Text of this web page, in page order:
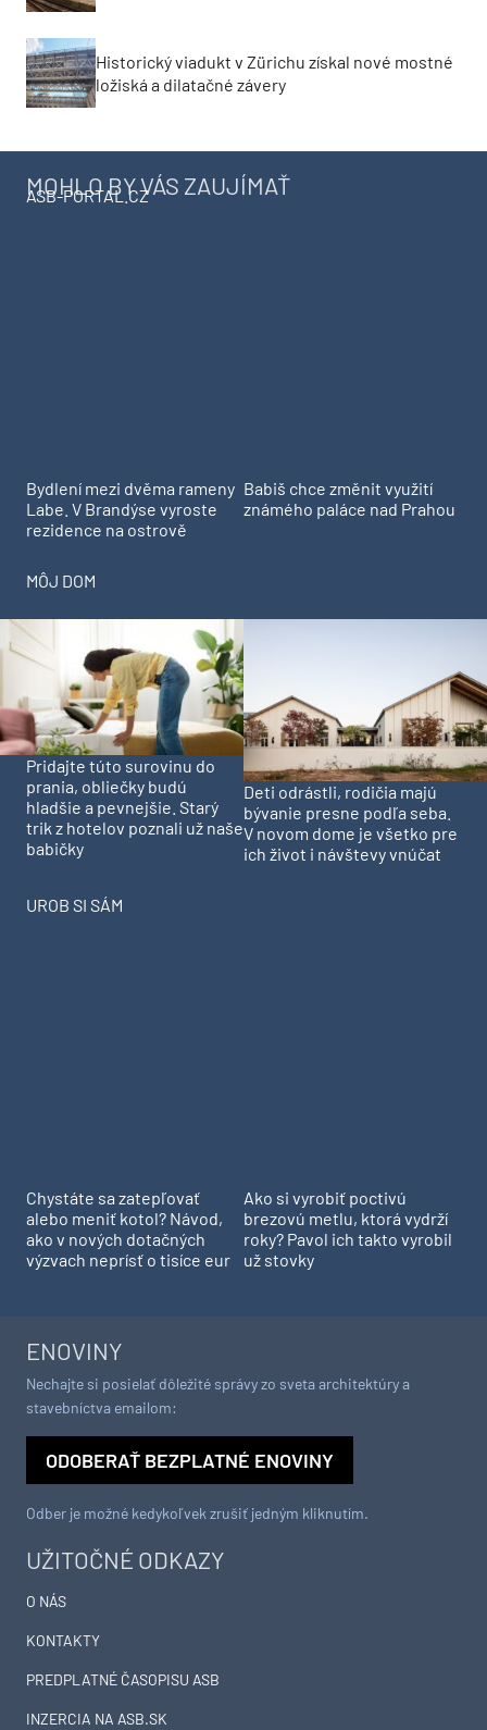
Historický viadukt v Zürichu získal nové mostné
ložiská a dilatačné závery
MOHLO BY VÁS ZAUJÍMAŤ
ASB-PORTAL.CZ
Bydlení mezi dvěma rameny
Labe. V Brandýse vyroste
rezidence na ostrově
Babiš chce změnit využití
známého paláce nad Prahou
MÔJ DOM
Pridajte túto surovinu do
prania, obliečky budú
hladšie a pevnejšie. Starý
trik z hotelov poznali už naše
babičky
Deti odrástli, rodičia majú
bývanie presne podľa seba.
V novom dome je všetko pre
ich život i návštevy vnúčat
UROB SI SÁM
Chystáte sa zatepľovať
alebo meniť kotol? Návod,
ako v nových dotačných
výzvach neprísť o tisíce eur
Ako si vyrobiť poctivú
brezovú metlu, ktorá vydrží
roky? Pavol ich takto vyrobil
už stovky
UŽITOČNÉ ODKAZY
O NÁS
KONTAKTY
PREDPLATNÉ ČASOPISU ASB
INZERCIA NA ASB.SK
ENOVINY
Nechajte si posielať dôležité správy zo sveta architektúry a
stavebníctva emailom:
ODOBERAŤ BEZPLATNÉ ENOVINY
Odber je možné kedykoľvek zrušiť jedným kliknutím.